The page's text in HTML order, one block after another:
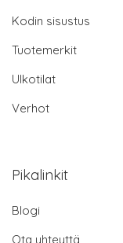
Kodin sisustus
Tuotemerkit
Ulkotilat
Verhot
Pikalinkit
Blogi
Ota yhteyttä